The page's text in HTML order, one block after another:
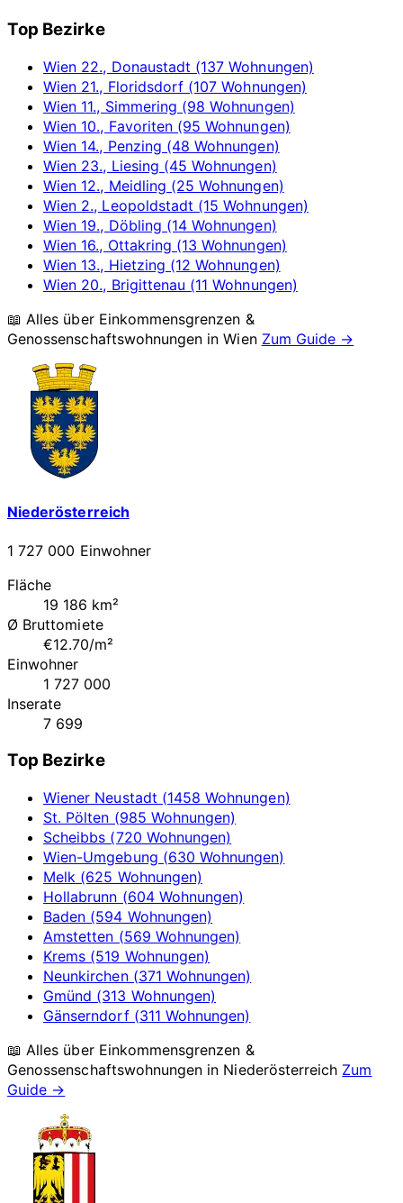
Top Bezirke
Wien 22., Donaustadt (137 Wohnungen)
Wien 21., Floridsdorf (107 Wohnungen)
Wien 11., Simmering (98 Wohnungen)
Wien 10., Favoriten (95 Wohnungen)
Wien 14., Penzing (48 Wohnungen)
Wien 23., Liesing (45 Wohnungen)
Wien 12., Meidling (25 Wohnungen)
Wien 2., Leopoldstadt (15 Wohnungen)
Wien 19., Döbling (14 Wohnungen)
Wien 16., Ottakring (13 Wohnungen)
Wien 13., Hietzing (12 Wohnungen)
Wien 20., Brigittenau (11 Wohnungen)
📖 Alles über Einkommensgrenzen &
Genossenschaftswohnungen inWien Zum Guide →
Niederösterreich
1 727 000 Einwohner
Fläche
19 186 km²
Ø Bruttomiete
€12.70/m²
Einwohner
1 727 000
Inserate
7 699
Top Bezirke
Wiener Neustadt (1458 Wohnungen)
St. Pölten (985 Wohnungen)
Scheibbs (720 Wohnungen)
Wien-Umgebung (630 Wohnungen)
Melk (625 Wohnungen)
Hollabrunn (604 Wohnungen)
Baden (594 Wohnungen)
Amstetten (569 Wohnungen)
Krems (519 Wohnungen)
Neunkirchen (371 Wohnungen)
Gmünd (313 Wohnungen)
Gänserndorf (311 Wohnungen)
📖 Alles über Einkommensgrenzen &
Genossenschaftswohnungen in Niederösterreich Zum
Guide →